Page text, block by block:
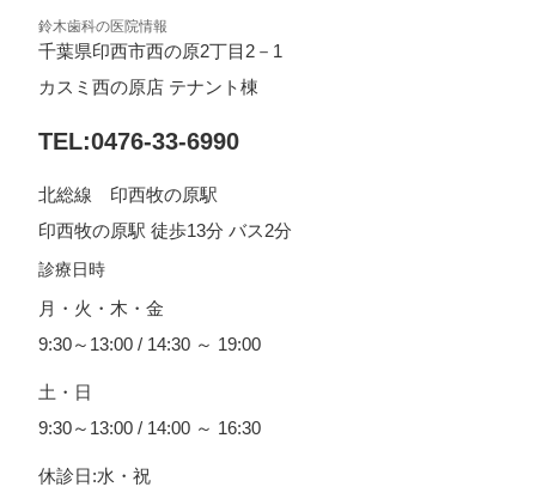
鈴木歯科の医院情報
千葉県印西市西の原2丁目2－1
カスミ西の原店 テナント棟
TEL:0476-33-6990
北総線 印西牧の原駅
印西牧の原駅 徒歩13分 バス2分
診療日時
月・火・木・金
9:30～13:00 / 14:30 ～ 19:00
土・日
9:30～13:00 / 14:00 ～ 16:30
休診日:水・祝